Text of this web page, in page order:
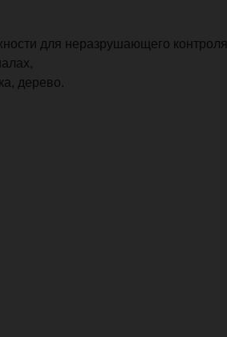
для неразрушающего контроля
дерево.